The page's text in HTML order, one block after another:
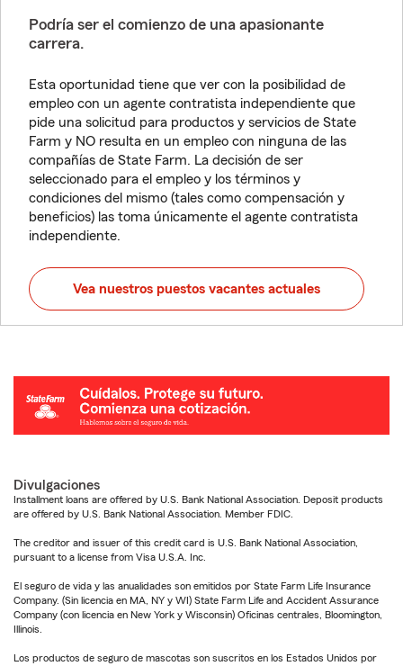
Podría ser el comienzo de una apasionante
carrera.
Esta oportunidad tiene que ver con la posibilidad de
empleo con un agente contratista independiente que
pide una solicitud para productos y servicios de State
Farm y NO resulta en un empleo con ninguna de las
compañías de State Farm. La decisión de ser
seleccionado para el empleo y los términos y
condiciones del mismo (tales como compensación y
beneficios) las toma únicamente el agente contratista
independiente.
Vea nuestros puestos vacantes actuales
Divulgaciones
Installment loans are offered by U.S. Bank National Association. Deposit products
are offered by U.S. Bank National Association. Member FDIC.
The creditor and issuer of this credit card is U.S. Bank National Association,
pursuant to a license from Visa U.S.A. Inc.
El seguro de vida y las anualidades son emitidos por State Farm Life Insurance
Company. (Sin licencia en MA, NY y WI) State Farm Life and Accident Assurance
Company (con licencia en New York y Wisconsin) Oficinas centrales, Bloomington,
Illinois.
Los productos de seguro de mascotas son suscritos en los Estados Unidos por